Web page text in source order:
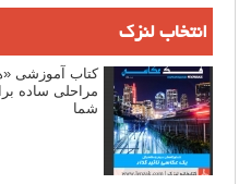
انتخاب لنزک
کتاب آموزشی
مراحلی ساده
شما